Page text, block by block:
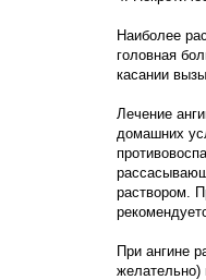
Наиболее
головная
касании
Лечение
домашних
раствором.
При ангине
желательно)